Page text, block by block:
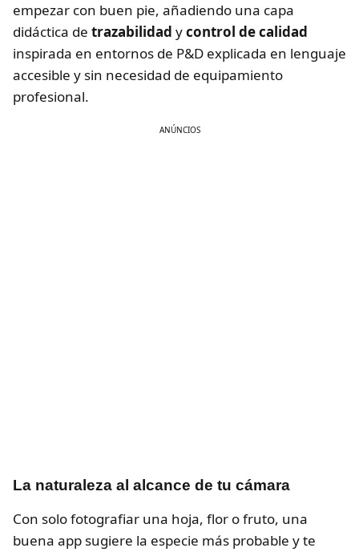
empezar con buen pie, añadiendo una capa
didáctica de trazabilidad ycontrol de calidad
inspirada en entornos de P&D explicada en lenguaje
accesible y sin necesidad de equipamiento
profesional.
ANÚNCIOS
La naturaleza al alcance de tu cámara
Con solo fotografiar una hoja, flor o fruto, una
buena app sugiere la especie más probable y te